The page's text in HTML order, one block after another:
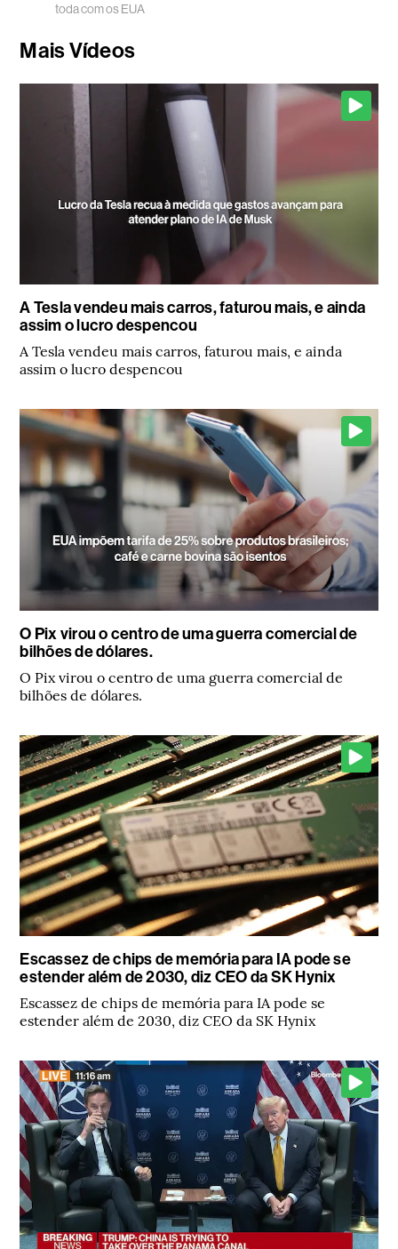
toda com os EUA
Mais Vídeos
A Tesla vendeu mais carros, faturou mais, e ainda
assim o lucro despencou
A Tesla vendeu mais carros, faturou mais, e ainda
assim o lucro despencou
O Pix virou o centro de uma guerra comercial de
bilhões de dólares.
O Pix virou o centro de uma guerra comercial de
bilhões de dólares.
Escassez de chips de memória para IA pode se
estender além de 2030, diz CEO da SK Hynix
Escassez de chips de memória para IA pode se
estender além de 2030, diz CEO da SK Hynix